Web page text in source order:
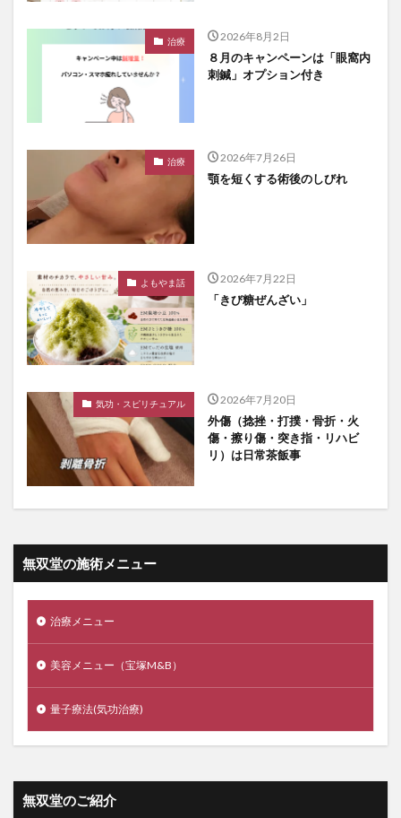
治療 2026年8月2日
８月のキャンペーンは「眼窩内
刺鍼」オプション付き
治療 2026年7月26日
顎を短くする術後のしびれ
よもやま話 2026年7月22日
「きび糖ぜんざい」
気功・スピリチュアル 2026年7月20日
外傷（捻挫・打撲・骨折・火
傷・擦り傷・突き指・リハビ
リ）は日常茶飯事
無双堂の施術メニュー
治療メニュー
美容メニュー（宝塚M&B）
量子療法(気功治療)
無双堂のご紹介